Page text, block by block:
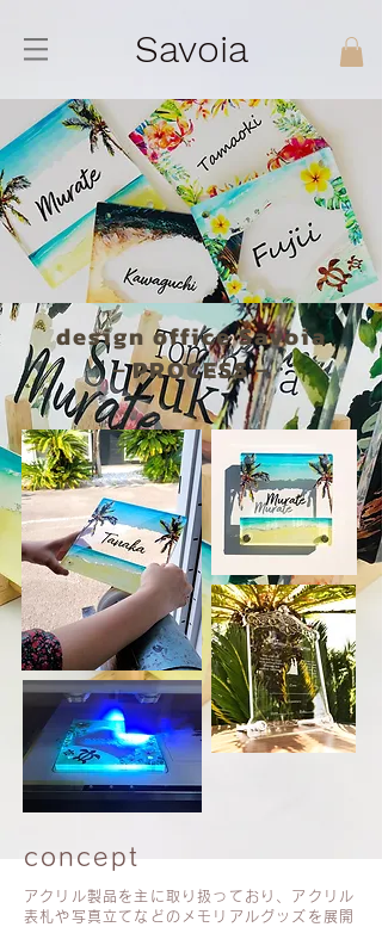
Savoia
design office Savoia
​－PROCESS－
​concept
アクリル製品を主に取り扱っており、アクリル
表札や写真立てなどのメモリアルグッズを展開